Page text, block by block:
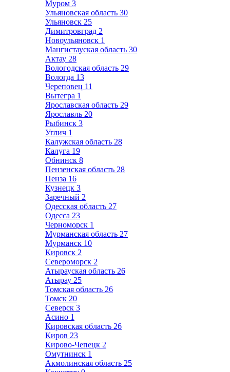
Муром 3
Ульяновская область 30
Ульяновск 25
Димитровград 2
Новоульяновск 1
Мангистауская область 30
Актау 28
Вологодская область 29
Вологда 13
Череповец 11
Вытегра 1
Ярославская область 29
Ярославль 20
Рыбинск 3
Углич 1
Калужская область 28
Калуга 19
Обнинск 8
Пензенская область 28
Пенза 16
Кузнецк 3
Заречный 2
Одесская область 27
Одесса 23
Черноморск 1
Мурманская область 27
Мурманск 10
Кировск 2
Североморск 2
Атырауская область 26
Атырау 25
Томская область 26
Томск 20
Северск 3
Асино 1
Кировская область 26
Киров 23
Кирово-Чепецк 2
Омутнинск 1
Акмолинская область 25